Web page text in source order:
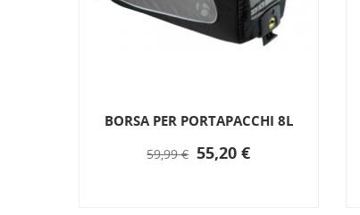
BORSA PER PORTAPACCHI 8L
59,99 € 55,20 €